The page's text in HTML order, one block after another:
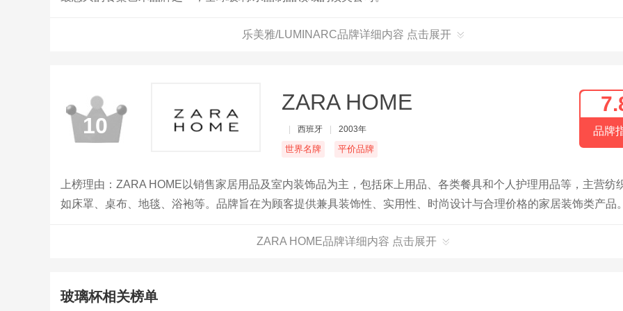
乐美雅/LUMINARC品牌详细内容 点击展开
10
ZARA HOME
西班牙 2003年
世界名牌 平价品牌
品牌
上榜理由：ZARA HOME以销售家居用品及室内装饰品为主，包括床上用品、各类餐具和个人护理用品等，主营纺
如床罩、桌布、地毯、浴袍等。品牌旨在为顾客提供兼具装饰性、实用性、时尚设计与合理价格的家居装饰类产品。
ZARA HOME品牌详细内容 点击展开
玻璃杯相关榜单